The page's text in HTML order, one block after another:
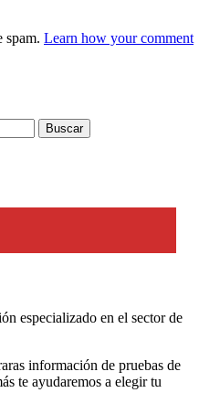
spam. Learn how your comment
especializado en el sector de
información de pruebas de
te ayudaremos a elegir tu